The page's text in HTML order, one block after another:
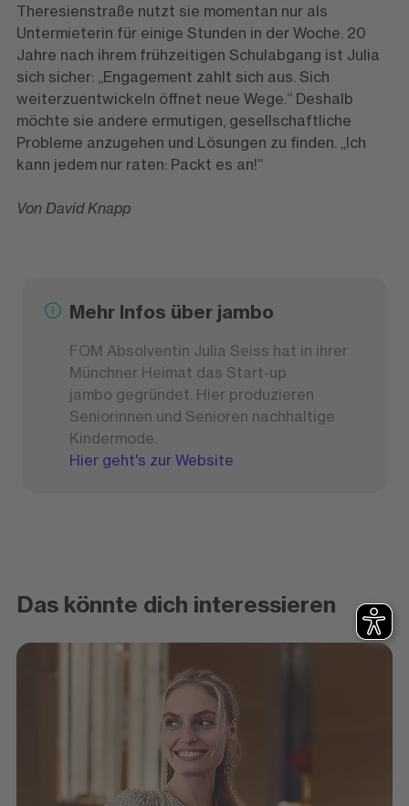
Theresienstraße nutzt sie momentan nur als
Untermieterin für einige Stunden in der Woche. 20
Jahre nach ihrem frühzeitigen Schulabgang ist Julia
sich sicher: „Engagement zahlt sich aus. Sich
weiterzuentwickeln öffnet neue Wege.“ Deshalb
möchte sie andere ermutigen, gesellschaftliche
Probleme anzugehen und Lösungen zu finden. „Ich
kann jedem nur raten: Packt es an!“
Von David Knapp
Mehr Infos über jambo
FOM Absolventin Julia Seiss hat in ihrer
Münchner Heimat das Start-up
jambo gegründet. Hier produzieren
Seniorinnen und Senioren nachhaltige
Kindermode.
Hier geht's zur Website
Das könnte dich interessieren